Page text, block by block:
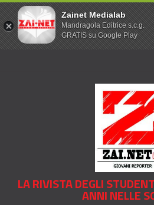
LA RIVISTA DEGLI
ANNI NELLE
Zainet Medialab
Mandragola Editrice s.c.g.
GRATIS su Google Play